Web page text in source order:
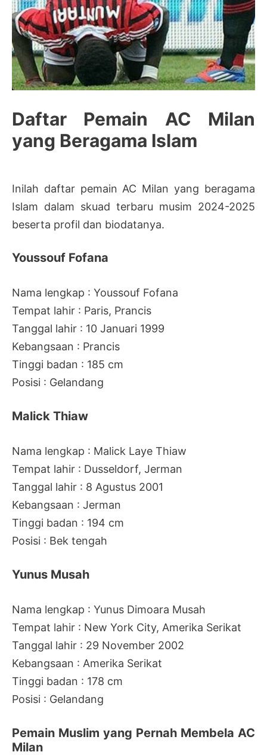
Daftar Pemain AC Milan
yang Beragama Islam
Inilah daftar pemain AC Milan yang beragama
Islam dalam skuad terbaru musim 2024-2025
beserta profil dan biodatanya.
Youssouf Fofana
Nama lengkap : Youssouf Fofana
Tempat lahir : Paris, Prancis
Tanggal lahir : 10 Januari 1999
Kebangsaan : Prancis
Tinggi badan : 185 cm
Posisi : Gelandang
Malick Thiaw
Nama lengkap : Malick Laye Thiaw
Tempat lahir : Dusseldorf, Jerman
Tanggal lahir : 8 Agustus 2001
Kebangsaan : Jerman
Tinggi badan : 194 cm
Posisi : Bek tengah
Yunus Musah
Nama lengkap : Yunus Dimoara Musah
Tempat lahir : New York City, Amerika Serikat
Tanggal lahir : 29 November 2002
Kebangsaan : Amerika Serikat
Tinggi badan : 178 cm
Posisi : Gelandang
Pemain Muslim yang Pernah Membela AC
Milan